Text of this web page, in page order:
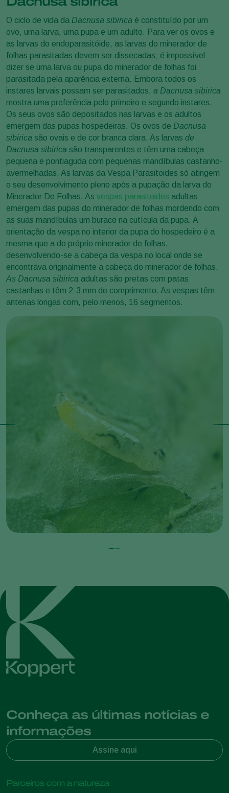
O ciclo de vida da Dacnusa sibirica é constituído por um
ovo, uma larva, uma pupa e um adulto. Para ver os ovos e
as larvas do endoparasitóide, as larvas do minerador de
folhas parasitadas devem ser dissecadas; é impossível
dizer se uma larva ou pupa do minerador de folhas foi
parasitada pela aparência externa. Embora todos os
instares larvais possam ser parasitados, a Dacnusa sibirica
mostra uma preferência pelo primeiro e segundo instares.
Os seus ovos são depositados nas larvas e os adultos
emergem das pupas hospedeiras. Os ovos de Dacnusa
sibirica são ovais e de cor branca clara. As larvas de
Dacnusa sibirica são transparentes e têm uma cabeça
pequena e pontiaguda com pequenas mandíbulas castanho-
avermelhadas. As larvas da Vespa Parasitoides só atingem
o seu desenvolvimento pleno após a pupação da larva do
Minerador De Folhas. As vespas parasitoides adultas
emergem das pupas do minerador de folhas mordendo com
as suas mandíbulas um buraco na cutícula da pupa. A
orientação da vespa no interior da pupa do hospedeiro é a
mesma que a do próprio minerador de folhas,
desenvolvendo-se a cabeça da vespa no local onde se
encontrava originalmente a cabeça do minerador de folhas.
As Dacnusa sibirica adultas são pretas com patas
castanhas e têm 2-3 mm de comprimento. As vespas têm
antenas longas com, pelo menos, 16 segmentos.
Conheça as últimas notícias e
informações
Assine aqui
Parceiros com a natureza